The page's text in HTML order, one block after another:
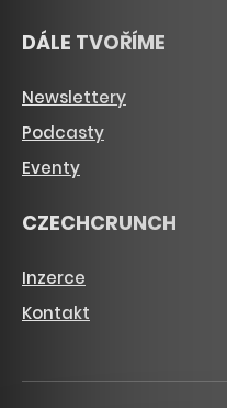
DÁLE TVOŘÍME
Newslettery
Podcasty
Eventy
CZECHCRUNCH
Inzerce
Kontakt